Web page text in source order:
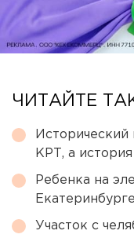
ЧИТАЙТЕ
Исторический
КРТ, а
Ребенка на
Екатеринбурге
Участок с